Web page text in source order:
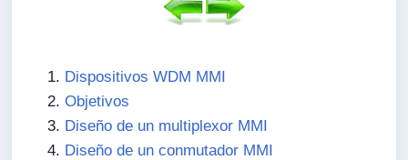
Dispositivos WDM MMI
Objetivos
Diseño de un multiplexor MMI
Diseño de un conmutador MMI